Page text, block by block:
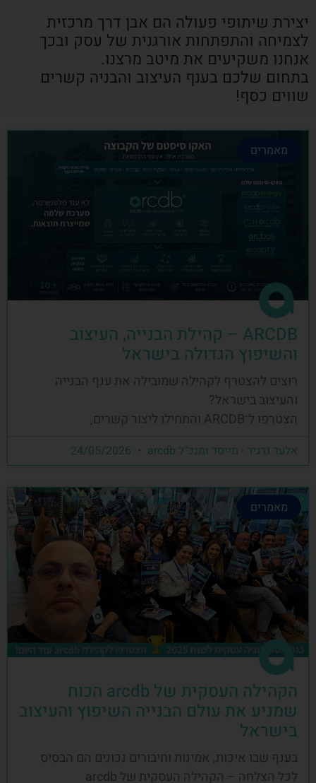
יצירת שיתופי פעולה הם אבן דרך מרכזית
לצמיחה והתפתחות אורגנית של עסק ובכך
אנחנו משקיעים את מיטב מרצנו.
בתחום שלכם בענף העיצוב והבניה קשרים
שווים כסף!
מאמרים
ARCDB – קהילת הבנייה, העיצוב
והשיפוץ הגדולה בישראל
רוצים להצטרף לקהילה שמובילה את ענף הבנייה
והעיצוב בישראל?
הצטרפו ל־ARCDB והתחילו ליצור קשרים,
אלעד גרגיר - מייסד ומנכ"ל arcdb
מאמרים
הקהילה העסקית של arcdb הכוח
שמניע את עולם הבנייה השיפוץ והעיצוב
בישראל
בענף שבו איכות, אמינות וחיבורים נכונים הם הבסיס
לכל הצלחה – הקהילה העסקית של arcdb